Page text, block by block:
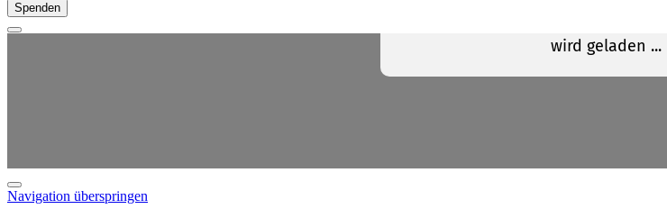
Spenden
Navigation überspringen